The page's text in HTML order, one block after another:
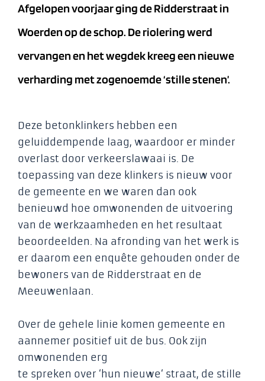
Afgelopen voorjaar ging de Ridderstraat in
Woerden op de schop. De riolering werd
vervangen en het wegdek kreeg een nieuwe
verharding met zogenoemde ‘stille stenen’.
Deze betonklinkers hebben een
geluiddempende laag, waardoor er minder
overlast door verkeerslawaai is. De
toepassing van deze klinkers is nieuw voor
de gemeente en we waren dan ook
benieuwd hoe omwonenden de uitvoering
van de werkzaamheden en het resultaat
beoordeelden. Na afronding van het werk is
er daarom een enquête gehouden onder de
bewoners van de Ridderstraat en de
Meeuwenlaan.
Over de gehele linie komen gemeente en
aannemer positief uit de bus. Ook zijn
omwonenden erg
te spreken over ‘hun nieuwe‘ straat, de stille